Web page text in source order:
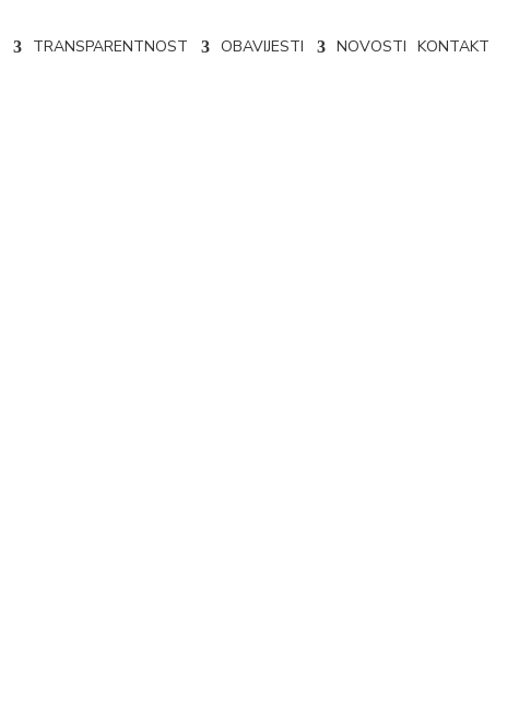
TRANSPARENTNOST OBAVIJESTI NOVOSTI KONTAKT